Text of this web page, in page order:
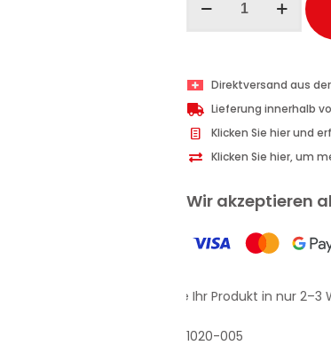
Wäscheduft
Blaue
Blüten
200
ml
Direktversand aus
Lieferung innerhalb
Klicken Sie hier und
Klicken Sie hier, um
Wir akzeptieren
Erhalten Sie Ihr Produkt in nur 2–3
1020-005